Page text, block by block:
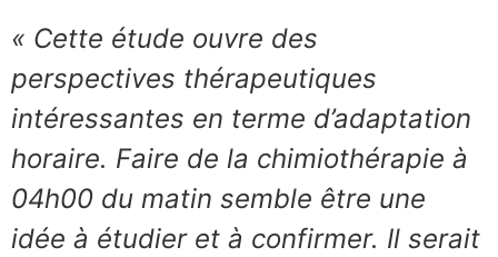
« Cette étude ouvre des
perspectives thérapeutiques
intéressantes en terme d’adaptation
horaire. Faire de la chimiothérapie à
04h00 du matin semble être une
idée à étudier et à confirmer. Il serait